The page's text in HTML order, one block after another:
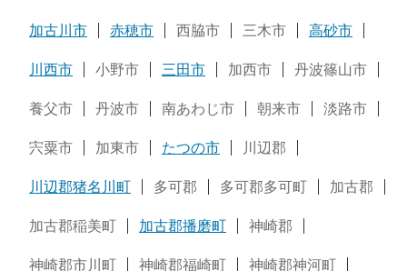
加古川市 赤穂市 西脇市 三木市 高砂市
川西市 小野市 三田市 加西市 丹波篠山市
養父市 丹波市 南あわじ市 朝来市 淡路市
宍粟市 加東市 たつの市 川辺郡
川辺郡猪名川町 多可郡 多可郡多可町 加古郡
加古郡稲美町 加古郡播磨町 神崎郡
神崎郡市川町 神崎郡福崎町 神崎郡神河町